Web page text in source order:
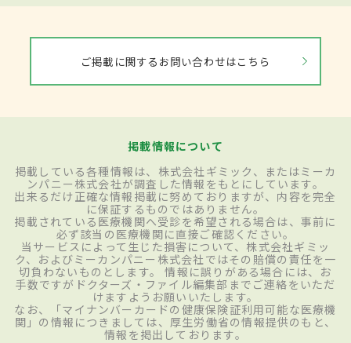
ご掲載に関するお問い合わせはこちら
掲載情報について
掲載している各種情報は、株式会社ギミック、またはミーカ
ンパニー株式会社が調査した情報をもとにしています。
出来るだけ正確な情報掲載に努めておりますが、内容を完全
に保証するものではありません。
掲載されている医療機関へ受診を希望される場合は、事前に
必ず該当の医療機関に直接ご確認ください。
当サービスによって生じた損害について、株式会社ギミッ
ク、およびミーカンパニー株式会社ではその賠償の責任を一
切負わないものとします。 情報に誤りがある場合には、お
手数ですがドクターズ・ファイル編集部までご連絡をいただ
けますようお願いいたします。
なお、「マイナンバーカードの健康保険証利用可能な医療機
関」の情報につきましては、厚生労働省の情報提供のもと、
情報を掲出しております。